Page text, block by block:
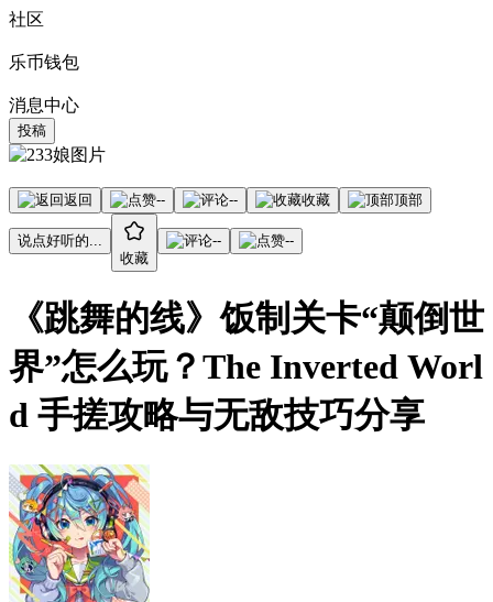
社区
乐币钱包
消息中心
投稿
返回 -- -- 收藏 顶部
说点好听的...
收藏
-- --
《跳舞的线》饭制关卡“颠倒世
界”怎么玩？The Inverted Worl
d 手搓攻略与无敌技巧分享